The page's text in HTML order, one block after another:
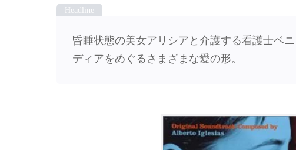
昏睡状態の美女アリシアと介護する看護士ベ
ディアをめぐるさまざまな愛の形。